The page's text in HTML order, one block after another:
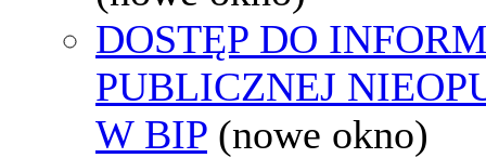
DOSTĘP DO
PUBLICZNEJ
W BIP (nowe okno)